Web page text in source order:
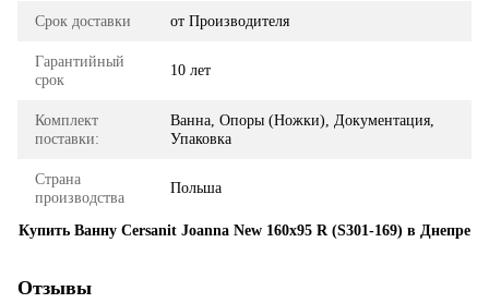
Срок доставки от Производителя
Гарантийный
срок
10 лет
Комплект
поставки:
Ванна, Опоры (Ножки), Документация,
Упаковка
Страна
производства
Польша
Купить Ванну Cersanit Joanna New 160x95 R (S301-169) в Днепре
Отзывы